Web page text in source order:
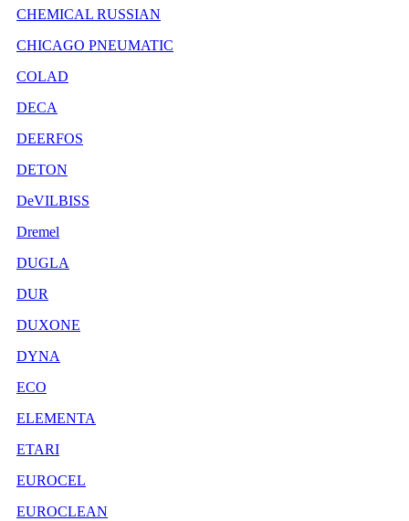
CHEMICAL RUSSIAN
CHICAGO PNEUMATIC
COLAD
DECA
DEERFOS
DETON
DeVILBISS
Dremel
DUGLA
DUR
DUXONE
DYNA
ECO
ELEMENTA
ETARI
EUROCEL
EUROCLEAN